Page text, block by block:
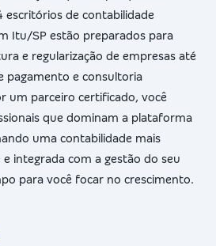
escritórios de contabilidade
Itu/SP estão preparados para
e regularização de empresas até
pagamento e consultoria
um parceiro certificado, você
que dominam a plataforma
uma contabilidade mais
integrada com a gestão do seu
para você focar no crescimento.